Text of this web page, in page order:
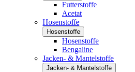
Futterstoffe
Acetat
Hosenstoffe
Hosenstoffe
Hosenstoffe
Bengaline
Jacken- & Mantelstoffe
Jacken- & Mantelstoffe